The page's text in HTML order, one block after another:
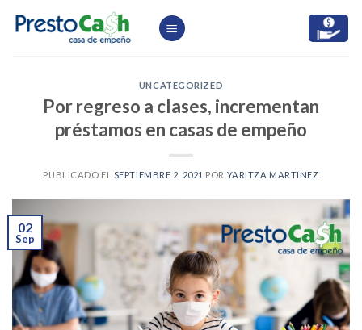
UNCATEGORIZED
Por regreso a clases, incrementan
préstamos en casas de empeño
PUBLICADO EL SEPTIEMBRE 2, 2021 POR YARITZA MARTINEZ
02
Sep